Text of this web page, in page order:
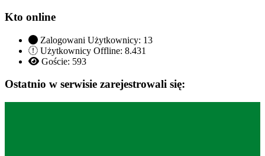
Kto online
Zalogowani Użytkownicy: 13
Użytkownicy Offline: 8.431
Goście: 593
Ostatnio w serwisie zarejestrowali się: